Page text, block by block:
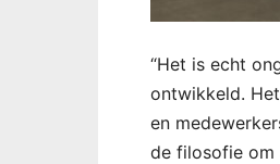
“Het is echt
ontwikkeld.
en
de filosofie om